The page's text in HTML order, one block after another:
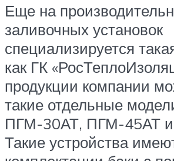
Еще на
заливочных установок
специализируется
как ГК
продукции компании
такие отдельные
ПГМ-30АТ, ПГМ-45АТ
Такие устройства